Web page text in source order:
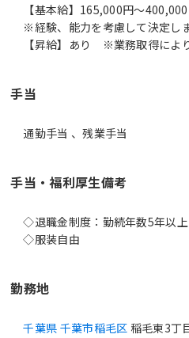
【基本給】165,000円～
※経験、能力を考慮して決定しま
【昇給】あり ※業務取得によ
手当
通勤手当 、残業手当
手当・福利厚生備考
◇退職金制度：勤続年数5年以上
◇服装自由
勤務地
千葉県 千葉市稲毛区 稲毛東3